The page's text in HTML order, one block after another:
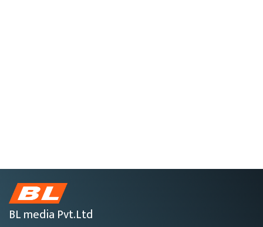
BL media Pvt.Ltd